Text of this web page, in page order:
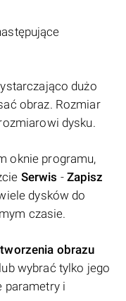
dużo
obraz. Rozmiar
dysku.
oknie programu,
Serwis - Zapisz
dysków do
czasie.
obrazu
wybrać tylko jego
parametry i